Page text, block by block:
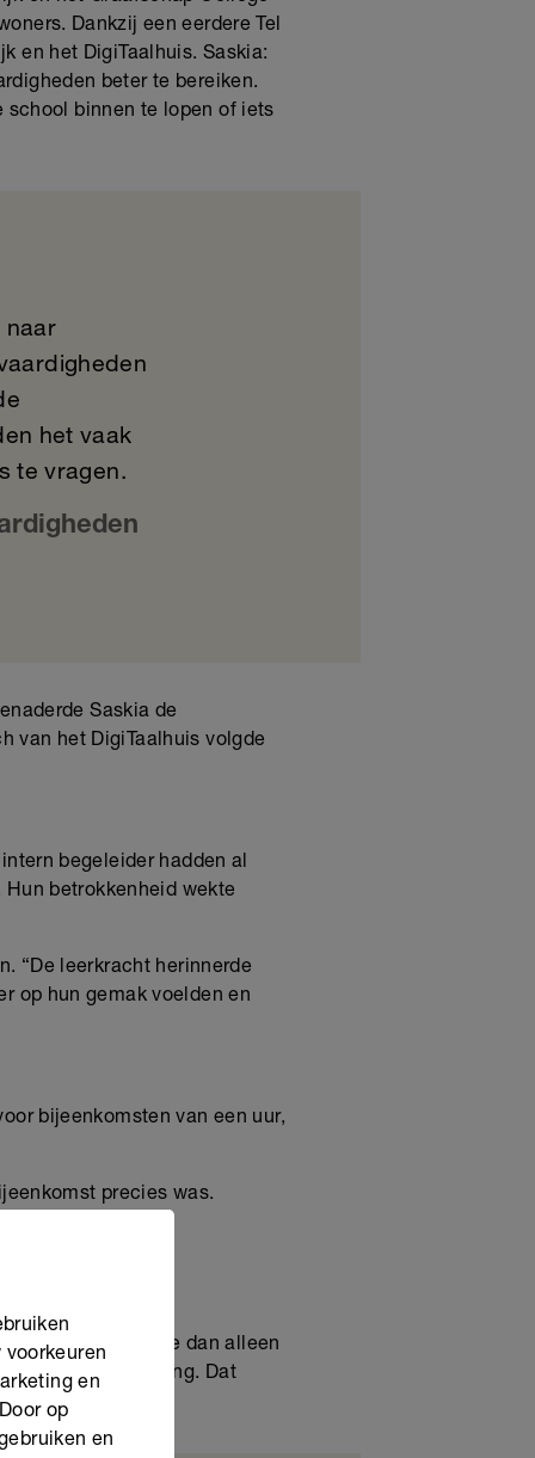
Dankzij een eerdere Tel
en het DigiTaalhuis. Saskia:
beter te bereiken.
school binnen te lopen of iets
naar
het vaak
te vragen.
Saskia de
van het DigiTaalhuis volgde
begeleider hadden al
betrokkenheid wekte
“De leerkracht herinnerde
op hun gemak voelden en
bijeenkomsten van een uur,
precies was.
op wekelijkse
er meer speelde dan alleen
ook in de opvoeding. Dat
en
op
en